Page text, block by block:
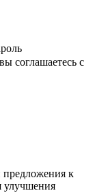
соглашаетесь с
к
улучшения